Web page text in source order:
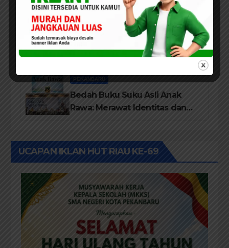
dari Disdikbud Rohil
DAERAH ROKAN HILIR
Lembaga Tepak Sirih Buka
Festival Kampung Literasi dan
Pelatihan Penguatan
PEKANBARU
Bedah Buku Suku Asli Anak
Rawa: Merawat Identitas dan
UCAPAN IKLAN HUT RIAU KE-69